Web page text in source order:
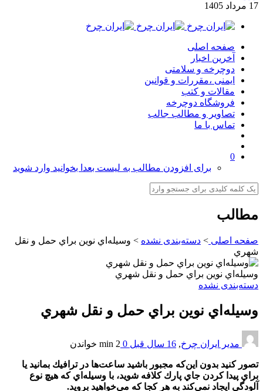
17 مرداد 1405
صفحه اصلی
آخرین اخبار
دوچرخه و سلامتی
ایمنی ،مقررات و قوانین
مقالات و کتب
فروشگاه دوچرخه
تصاویر و مطالب جالب
تماس با ما
0
برای افزودن مطالب به لیست بعدا بخوانید وارد شوید
مطالب
صفحه اصلی > دسته‌بندی نشده > وسيله‌اي نوين براي حمل و نقل
شهري
وسيله‌اي نوين براي حمل و نقل شهري
دسته‌بندی نشده
وسيله‌اي نوين براي حمل و نقل شهري
مدیر ایران چرخ, 16 سال قبل 0
2 min خواندن
تصور كنيد بدون اين‌كه مجبور باشيد ساعت‌ها در ترافيك بمانيد يا
براي پيدا كردن جاي پارك كلافه شويد، با وسيله‌اي كه هيچ نوع
آلودگي ايجاد نمي‌كند به هر كجا كه مي‌خواهيد برويد.